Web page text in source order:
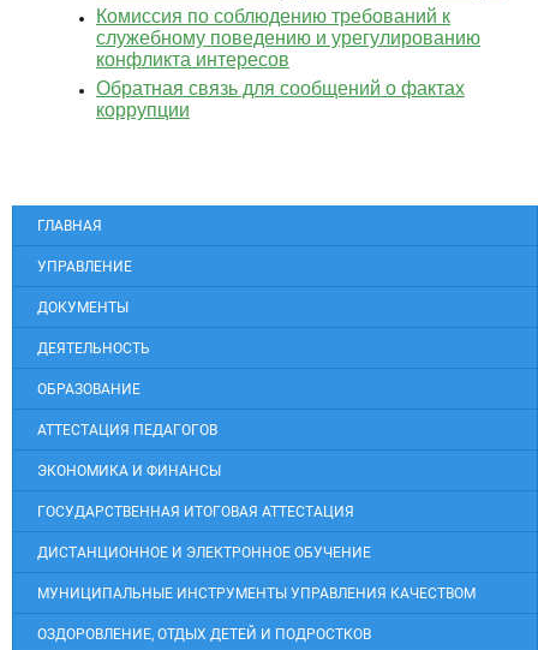
Комиссия по соблюдению требований к
служебному поведению и урегулированию
конфликта интересов
Обратная связь для сообщений о фактах
коррупции
ГЛАВНАЯ
УПРАВЛЕНИЕ
ДОКУМЕНТЫ
ДЕЯТЕЛЬНОСТЬ
ОБРАЗОВАНИЕ
АТТЕСТАЦИЯ ПЕДАГОГОВ
ЭКОНОМИКА И ФИНАНСЫ
ГОСУДАРСТВЕННАЯ ИТОГОВАЯ АТТЕСТАЦИЯ
ДИСТАНЦИОННОЕ И ЭЛЕКТРОННОЕ ОБУЧЕНИЕ
МУНИЦИПАЛЬНЫЕ ИНСТРУМЕНТЫ УПРАВЛЕНИЯ КАЧЕСТВОМ
ОЗДОРОВЛЕНИЕ, ОТДЫХ ДЕТЕЙ И ПОДРОСТКОВ